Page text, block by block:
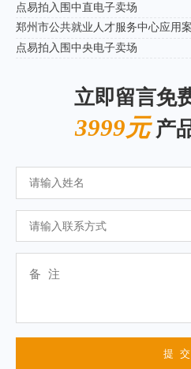
点易拍入围中直电子卖场
郑州市公共就业人才服务中心应用
点易拍入围中央电子卖场
立即留言免
3999元产